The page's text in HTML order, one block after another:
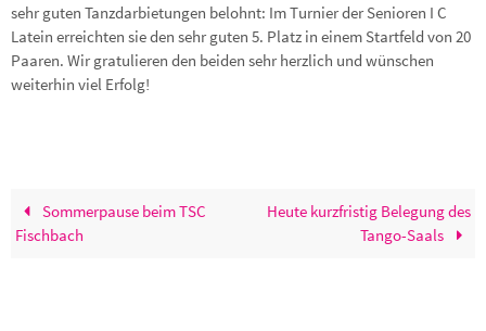
sehr guten Tanzdarbietungen belohnt: Im Turnier der Senioren I C
Latein erreichten sie den sehr guten 5. Platz in einem Startfeld von 20
Paaren. Wir gratulieren den beiden sehr herzlich und wünschen
weiterhin viel Erfolg!
Sommerpause beim TSC
Fischbach
Heute kurzfristig Belegung des
Tango-Saals